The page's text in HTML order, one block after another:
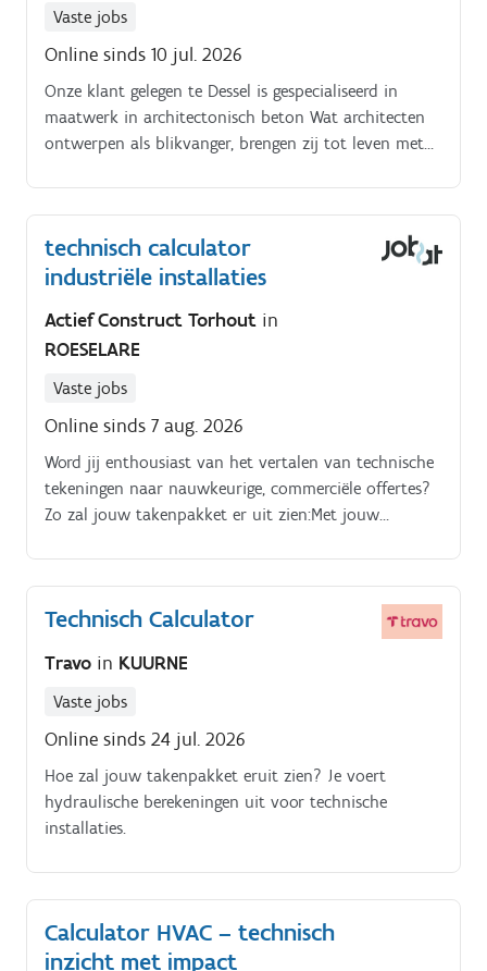
Vaste jobs
Online sinds 10 jul. 2026
Onze klant gelegen te Dessel is gespecialiseerd in
maatwerk in architectonisch beton Wat architecten
ontwerpen als blikvanger, brengen zij tot leven met
moderne productiehal realiseren ze de meest
uiteenlopende ontwerpen, stuk voor stuk met oog
voor detail. Geen enkel element is identiek.
technisch calculator
industriële installaties
Actief Construct Torhout in
ROESELARE
Vaste jobs
Online sinds 7 aug. 2026
Word jij enthousiast van het vertalen van technische
tekeningen naar nauwkeurige, commerciële offertes?
Zo zal jouw takenpakket er uit zien:Met jouw
Technisch Calculator
Travo in KUURNE
Vaste jobs
Online sinds 24 jul. 2026
Hoe zal jouw takenpakket eruit zien? Je voert
hydraulische berekeningen uit voor technische
installaties.
Calculator HVAC – technisch
inzicht met impact